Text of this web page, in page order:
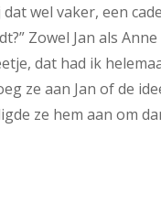
wel vaker, een
Zowel Jan als
dat had ik
ze aan Jan of de
ze hem aan om